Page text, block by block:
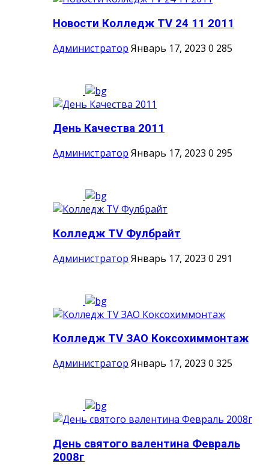
Новости Колледж TV 24 11 2011
Администратор Январь 17, 2023 0 285
День Качества 2011
Администратор Январь 17, 2023 0 295
Колледж TV Фулбрайт
Администратор Январь 17, 2023 0 291
Колледж TV ЗАО Коксохиммонтаж
Администратор Январь 17, 2023 0 325
День святого валентина Февраль
2008г